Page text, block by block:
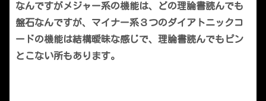
なんですがメジャー系の機能は、どの理論書読んでも
盤石なんですが、マイナー系３つのダイアトニックコ
ードの機能は結構曖昧な感じで、理論書読んでもピン
とこない所もあります。